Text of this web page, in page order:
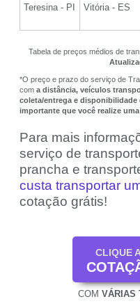
Teresina - PI Vitória - ES
Tabela de preços médios de
*O preço e prazo do serviço de
com a distância, veículos
coleta/entrega e disponibilidade
importante que você realize
Para mais
serviço de
prancha e
custa transportar
cotação grátis!
CLIQUE
COM VÁRIAS